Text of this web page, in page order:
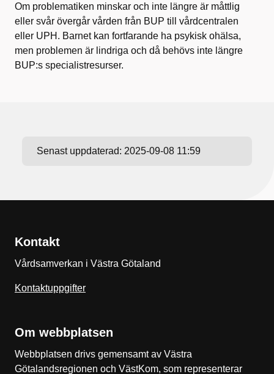
Om problematiken minskar och inte längre är måttlig
eller svår övergår vården från BUP till vårdcentralen
eller UPH. Barnet kan fortfarande ha psykisk ohälsa,
men problemen är lindriga och då behövs inte längre
BUP:s specialistresurser.
Senast uppdaterad: 2025-09-08 11:59
Kontakt
Vårdsamverkan i Västra Götaland
Kontaktuppgifter
Om webbplatsen
Webbplatsen drivs gemensamt av Västra
Götalandsregionen och VästKom, som representerar